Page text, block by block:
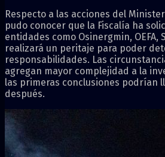
Respecto a las acciones del
pudo conocer que la Fiscalía ha
entidades como Osinergmin,
realizará un peritaje para poder
responsabilidades. Las
agregan mayor complejidad a la
las primeras conclusiones podrían
después.